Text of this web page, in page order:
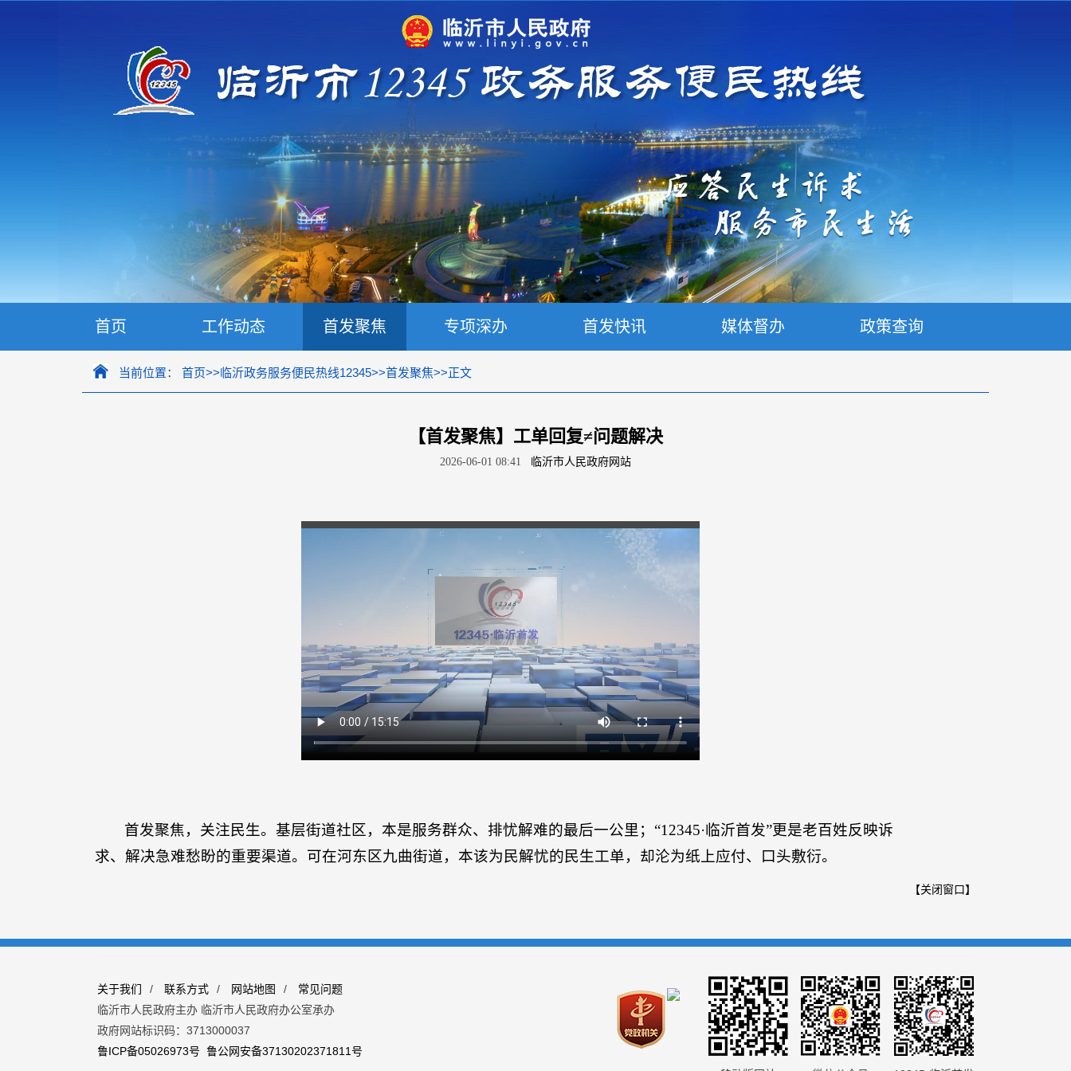
首页 工作动态 首发聚焦 专项深办 首发快讯 媒体督办 政策查询
当前位置： 首页>>临沂政务服务便民热线12345>>首发聚焦>>正文
【首发聚焦】工单回复≠问题解决
2026-06-01 08:41 临沂市人民政府网站
首发聚焦，关注民生。基层街道社区，本是服务群众、排忧解难的最后一公里；“12345·临沂首发”更是老百姓反映诉
求、解决急难愁盼的重要渠道。可在河东区九曲街道，本该为民解忧的民生工单，却沦为纸上应付、口头敷衍。
【关闭窗口 】
关于我们 / 联系方式 / 网站地图 /
常见问题
临沂市人民政府主办 临沂市人民政府办公室承办
政府网站标识码：3713000037
鲁ICP备05026973号 鲁公网安备37130202371811号